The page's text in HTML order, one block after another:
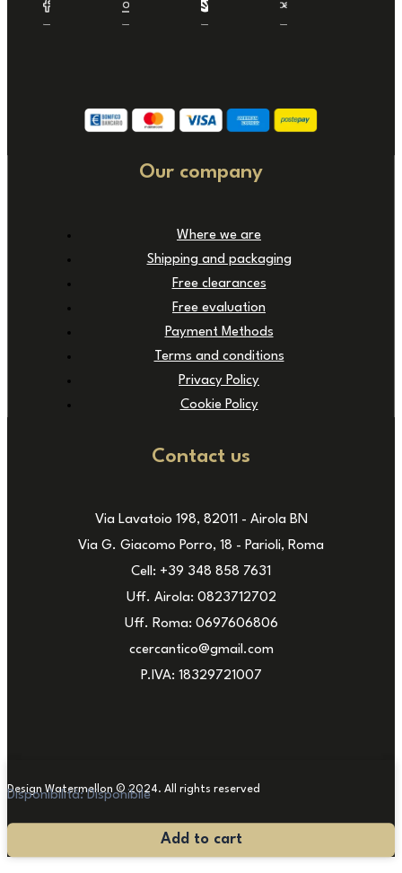
Our company
Where we are
Shipping and packaging
Free clearances
Free evaluation
Payment Methods
Terms and conditions
Privacy Policy
Cookie Policy
Contact us
Via Lavatoio 198, 82011 - Airola BN
Via G. Giacomo Porro, 18 - Parioli, Roma
Cell: +39 348 858 7631
Uff. Airola: 0823712702
Uff. Roma: 0697606806
ccercantico@gmail.com
P.IVA: 18329721007
Design Watermellon © 2024. All rights reserved
Disponibilità: Disponibile
Coppia
Add to cart